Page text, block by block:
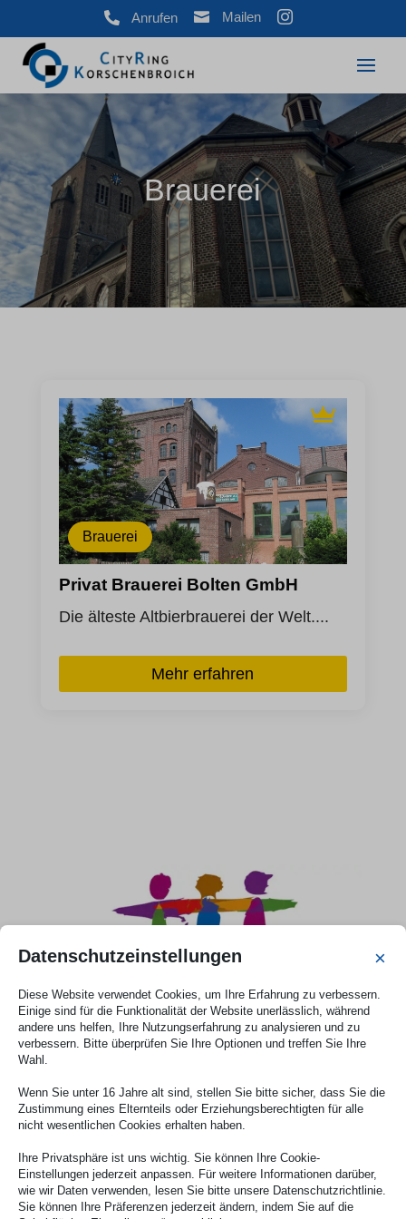
 Anrufen  Mailen 
Brauerei
Brauerei
Privat Brauerei Bolten GmbH
Die älteste Altbierbrauerei der Welt....
Mehr erfahren
Gefördert durch das Programm
Inklusionscheck NRW Inklusiv
Jetzt besuchen
Datenschutzeinstellungen ×
Diese Website verwendet Cookies, um Ihre Erfahrung zu verbessern.
Einige sind für die Funktionalität der Website unerlässlich, während
andere uns helfen, Ihre Nutzungserfahrung zu analysieren und zu
verbessern. Bitte überprüfen Sie Ihre Optionen und treffen Sie Ihre
Wahl.
Wenn Sie unter 16 Jahre alt sind, stellen Sie bitte sicher, dass Sie die
Zustimmung eines Elternteils oder Erziehungsberechtigten für alle
nicht wesentlichen Cookies erhalten haben.
Ihre Privatsphäre ist uns wichtig. Sie können Ihre Cookie-
Einstellungen jederzeit anpassen. Für weitere Informationen darüber,
wie wir Daten verwenden, lesen Sie bitte unsere Datenschutzrichtlinie.
Sie können Ihre Präferenzen jederzeit ändern, indem Sie auf die